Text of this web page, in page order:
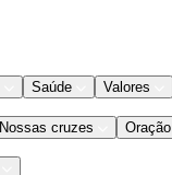
Saúde Valores
Nossas cruzes Oração